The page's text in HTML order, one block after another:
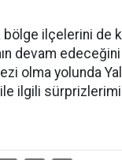
bölge ilçelerini de
devam
olma yolunda
ilgili